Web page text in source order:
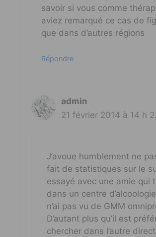
savoir si vous comme
aviez remarqué ce cas de
que dans d’autres régions
Répondre
admin
21 février 2014 à 14 h
J’avoue humblement ne
fait de statistiques sur le
essayé avec une amie qui
dans un centre
n’ai pas vu de GMM
D’autant plus qu’il est
chercher dans l’autre